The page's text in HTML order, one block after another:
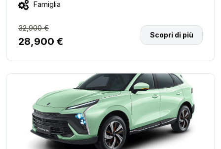
Famiglia
32,900 €
28,900 €
Scopri di più